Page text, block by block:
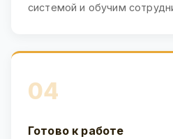
системой и обучим
04
Готово к работе